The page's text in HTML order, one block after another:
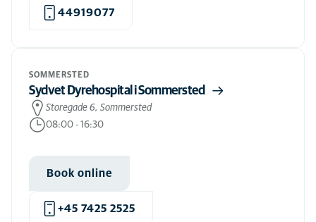
44919077
SOMMERSTED
Sydvet Dyrehospital i Sommersted
Storegade 6, Sommersted
08:00 - 16:30
Book online
+45 7425 2525